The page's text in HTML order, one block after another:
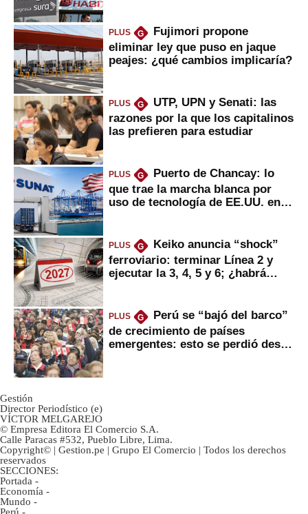
PLUS G
Fujimori propone
eliminar ley que puso en jaque
peajes: ¿qué cambios implicaría?
PLUS G
UTP, UPN y Senati: las
razones por la que los capitalinos
las prefieren para estudiar
PLUS G
Puerto de Chancay: lo
que trae la marcha blanca por
uso de tecnología de EE.UU. en
PLUS G
Keiko anuncia “shock”
ferroviario: terminar Línea 2 y
ejecutar la 3, 4, 5 y 6; ¿habrá
PLUS G
Perú se “bajó del barco”
de crecimiento de países
emergentes: esto se perdió desde
Gestión
Director Periodístico (e)
VÍCTOR MELGAREJO
© Empresa Editora El Comercio S.A.
Calle Paracas #532, Pueblo Libre, Lima.
Copyright© | Gestion.pe | Grupo El Comercio | Todos los derechos
reservados
SECCIONES:
Portada -
Economía -
Mundo -